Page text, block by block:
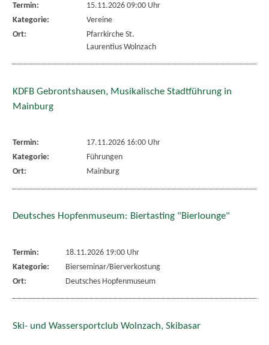
Termin:
15.11.2026 09:00 Uhr
Kategorie:
Vereine
Ort:
Pfarrkirche St.
Laurentius Wolnzach
KDFB Gebrontshausen, Musikalische Stadtführung in
Mainburg
Termin:
17.11.2026 16:00 Uhr
Kategorie:
Führungen
Ort:
Mainburg
Deutsches Hopfenmuseum: Biertasting "Bierlounge"
Termin:
18.11.2026 19:00 Uhr
Kategorie:
Bierseminar/Bierverkostung
Ort:
Deutsches Hopfenmuseum
Ski- und Wassersportclub Wolnzach, Skibasar